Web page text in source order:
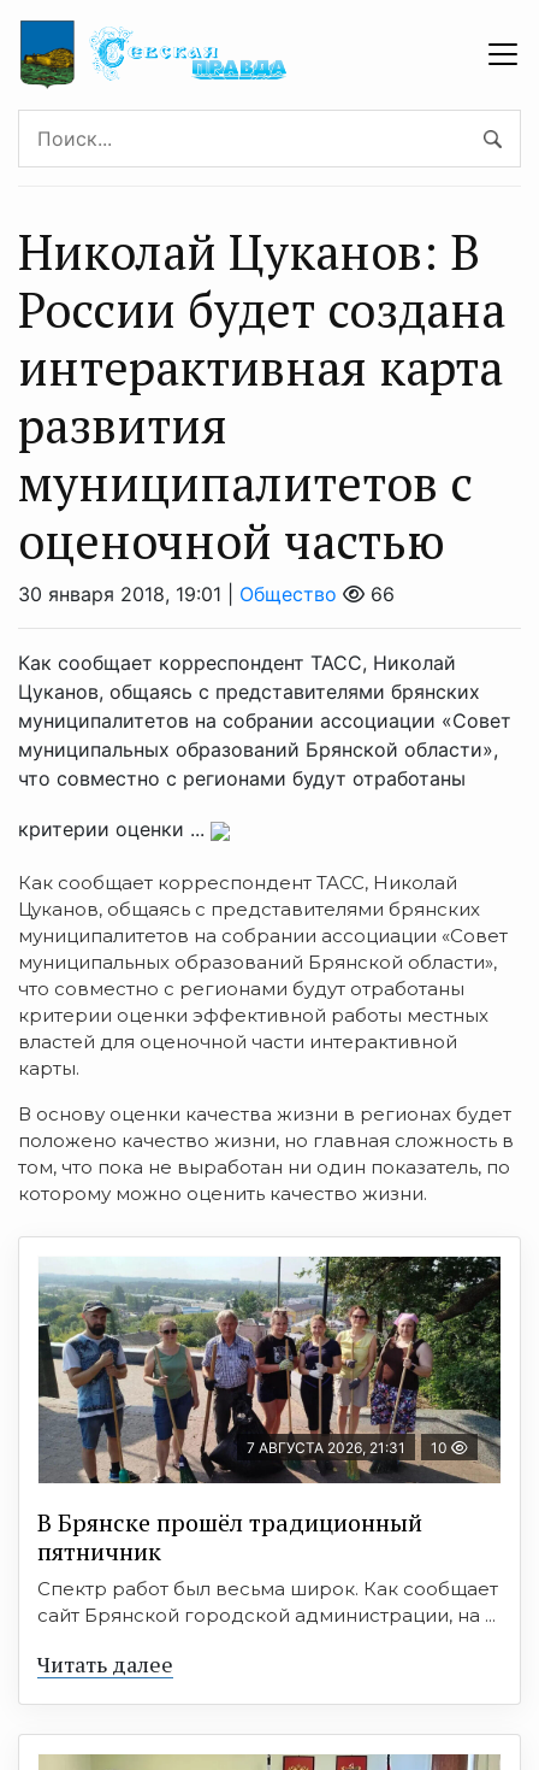
Николай Цуканов: В
России будет создана
интерактивная карта
развития
муниципалитетов с
оценочной частью
30 января 2018, 19:01 | Общество 66
Как сообщает корреспондент ТАСС, Николай
Цуканов, общаясь с представителями брянских
муниципалитетов на собрании ассоциации «Совет
муниципальных образований Брянской области»,
что совместно с регионами будут отработаны
критерии оценки ...
Как сообщает корреспондент ТАСС, Николай
Цуканов, общаясь с представителями брянских
муниципалитетов на собрании ассоциации «Совет
муниципальных образований Брянской области»,
что совместно с регионами будут отработаны
критерии оценки эффективной работы местных
властей для оценочной части интерактивной
карты.
В основу оценки качества жизни в регионах будет
положено качество жизни, но главная сложность в
том, что пока не выработан ни один показатель, по
которому можно оценить качество жизни.
7 АВГУСТА 2026, 21:31 10
В Брянске прошёл традиционный
пятничник
Спектр работ был весьма широк. Как сообщает
сайт Брянской городской администрации, на ...
Читать далее